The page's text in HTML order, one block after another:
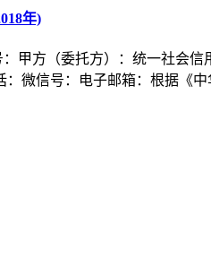
年)
甲方（委托方）：统一社会
：微信号：电子邮箱：根据《